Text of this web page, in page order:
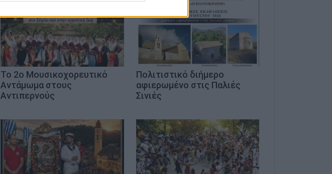
Το 2ο Μουσικοχορευτικό
Αντάμωμα στους
Αντιπερνούς
Πολιτιστικό διήμερο
αφιερωμένο στις Παλιές
Σινιές